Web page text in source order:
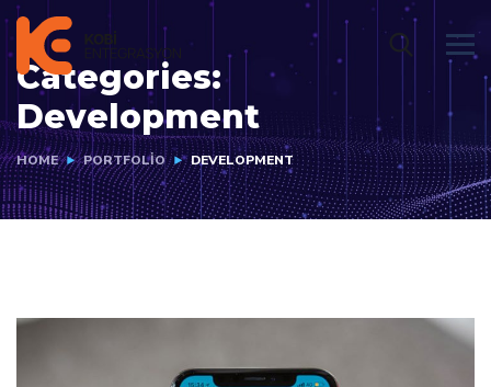
Categories:
Development
HOME PORTFOLIO DEVELOPMENT